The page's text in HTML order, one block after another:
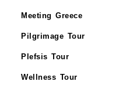
Meeting Greece
Pilgrimage Tour
Plefsis Tour
Wellness Tour